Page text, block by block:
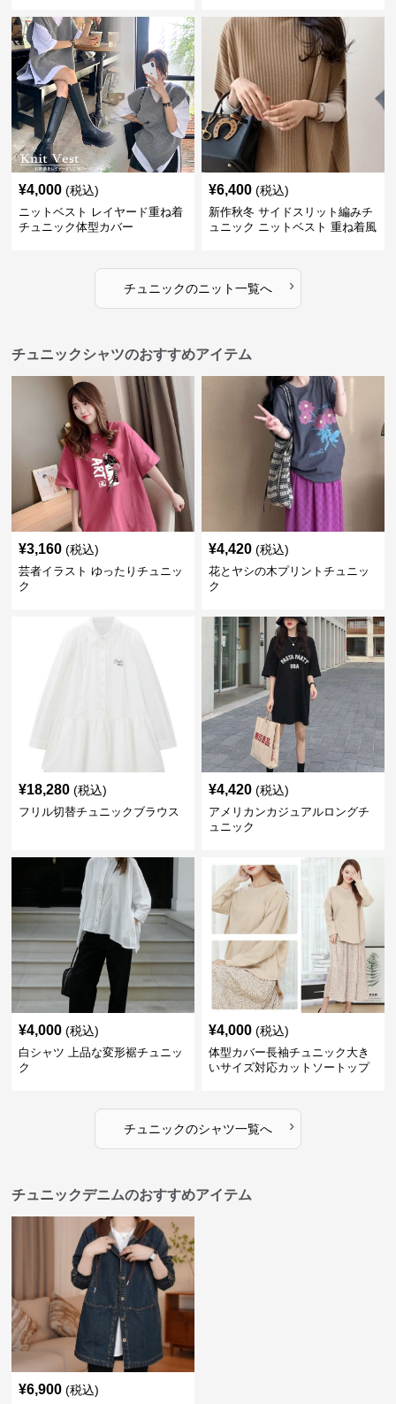
¥4,000 (税込)
ニットベスト レイヤード重ね着
チュニック体型カバー
¥6,400 (税込)
新作秋冬 サイドスリット編みチ
ュニック ニットベスト 重ね着風
チュニックのニット一覧へ ›
チュニックシャツのおすすめアイテム
¥3,160 (税込)
芸者イラスト ゆったりチュニッ
ク
¥4,420 (税込)
花とヤシの木プリントチュニッ
ク
¥18,280 (税込)
フリル切替チュニックブラウス
¥4,420 (税込)
アメリカンカジュアルロングチ
ュニック
¥4,000 (税込)
白シャツ 上品な変形裾チュニッ
ク
¥4,000 (税込)
体型カバー長袖チュニック大き
いサイズ対応カットソートップ
チュニックのシャツ一覧へ ›
チュニックデニムのおすすめアイテム
¥6,900 (税込)